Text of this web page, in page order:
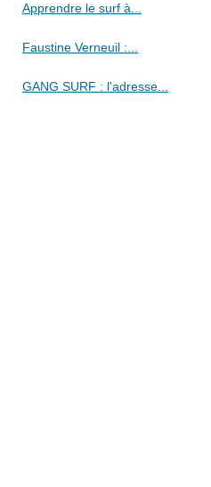
Apprendre le surf à...
Faustine Verneuil :...
GANG SURF : l'adresse...